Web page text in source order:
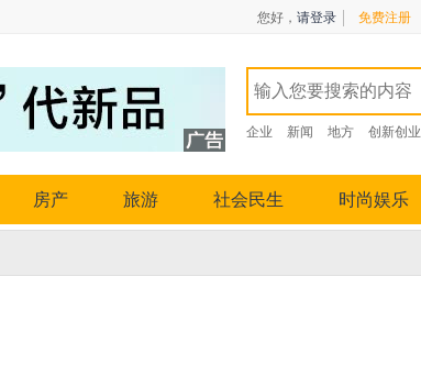
您好， 请登录 免费注册
企业 新闻 地方 创新创业
房产 旅游 社会民生 时尚娱乐